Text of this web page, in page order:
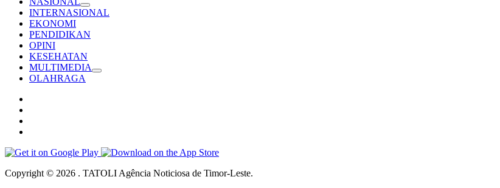
INTERNASIONAL
EKONOMI
PENDIDIKAN
OPINI
KESEHATAN
MULTIMEDIA
OLAHRAGA
Copyright © 2026 . TATOLI Agência Noticiosa de Timor-Leste.